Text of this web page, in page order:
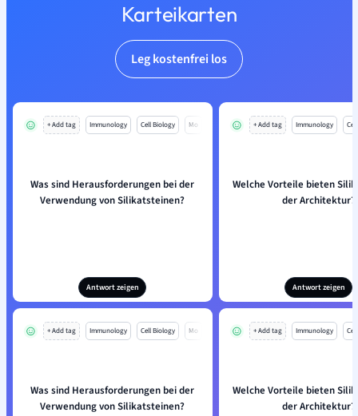
Karteikarten
Leg kostenfrei los
+ Add tag Immunology Cell Biology Mo
Was sind Herausforderungen bei der
Verwendung von Silikatsteinen?
Antwort zeigen
+ Add tag Immunology
Welche Vorteile bieten
der Architektur?
Antwort zeigen
+ Add tag Immunology Cell Biology Mo
Was sind Herausforderungen bei der
Verwendung von Silikatsteinen?
+ Add tag Immunology
Welche Vorteile bieten
der Architektur?